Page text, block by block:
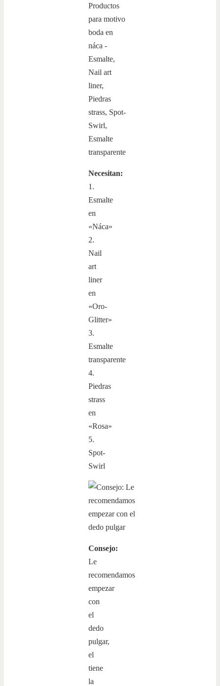
Necesitan:
1.
Esmalte
en
«Náca»
2.
Nail
art
liner
en
«Oro-
Glitter»
3.
Esmalte
transparente
4.
Piedras
strass
en
«Rosa»
5.
Spot-
Swirl
Consejo:
Le
recomendamos
empezar
con
el
dedo
pulgar,
el
tiene
la